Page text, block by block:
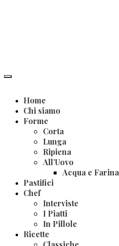
Home
Chi siamo
Forme
Corta
Lunga
Ripiena
All’Uovo
Acqua e Farina
Pastifici
Chef
Interviste
I Piatti
In Pillole
Ricette